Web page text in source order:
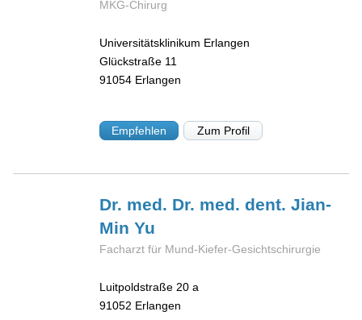
MKG-Chirurg
Universitätsklinikum Erlangen
Glückstraße 11
91054 Erlangen
Empfehlen Zum Profil
Dr. med. Dr. med. dent. Jian-
MinYu
Facharzt für Mund-Kiefer-Gesichtschirurgie
Luitpoldstraße 20 a
91052 Erlangen